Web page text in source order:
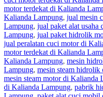
motor terdekat di Kalianda
Kalianda Lampung, jual mesin
Lampung, jual paket alat usaha
Lampung, jual paket hidrolik
jual peralatan cuci motor di
motor terdekat di Kalianda
Kalianda Lampung, mesin
Lampung, mesin steam
mesin steam motor di Kalianda
di Kalianda Lampung, pabrik